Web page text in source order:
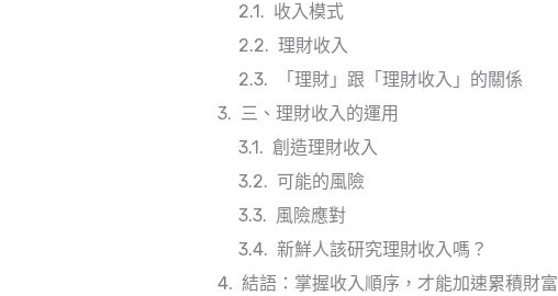
收入模式
理財收入
「理財」跟「理財收入」的關係
三、理財收入的運用
創造理財收入
可能的風險
風險應對
新鮮人該研究理財收入嗎？
結語：掌握收入順序，才能加速累積財富